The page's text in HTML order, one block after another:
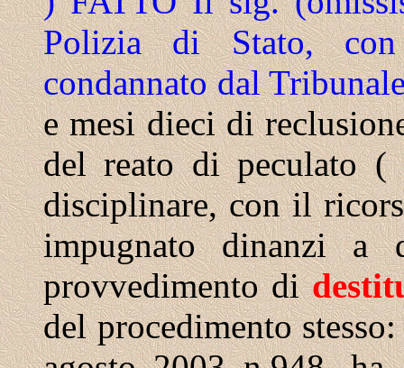
Polizia di Stato, con
condannato dal
e mesi dieci di
del reato di peculato (
disciplinare, con il
impugnato dinanzi a
provvedimento di
del procedimento